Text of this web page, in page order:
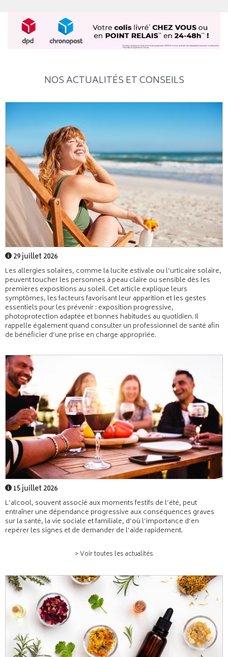
NOS ACTUALITÉS ET CONSEILS
29 juillet 2026
Les allergies solaires, comme la lucite estivale ou l’urticaire solaire,
peuvent toucher les personnes à peau claire ou sensible dès les
premières expositions au soleil. Cet article explique leurs
symptômes, les facteurs favorisant leur apparition et les gestes
essentiels pour les prévenir : exposition progressive,
photoprotection adaptée et bonnes habitudes au quotidien. Il
rappelle également quand consulter un professionnel de santé afin
de bénéficier d’une prise en charge appropriée.
15 juillet 2026
L’alcool, souvent associé aux moments festifs de l’été, peut
entraîner une dépendance progressive aux conséquences graves
sur la santé, la vie sociale et familiale, d’où l’importance d’en
repérer les signes et de demander de l’aide rapidement.
> Voir toutes les actualités